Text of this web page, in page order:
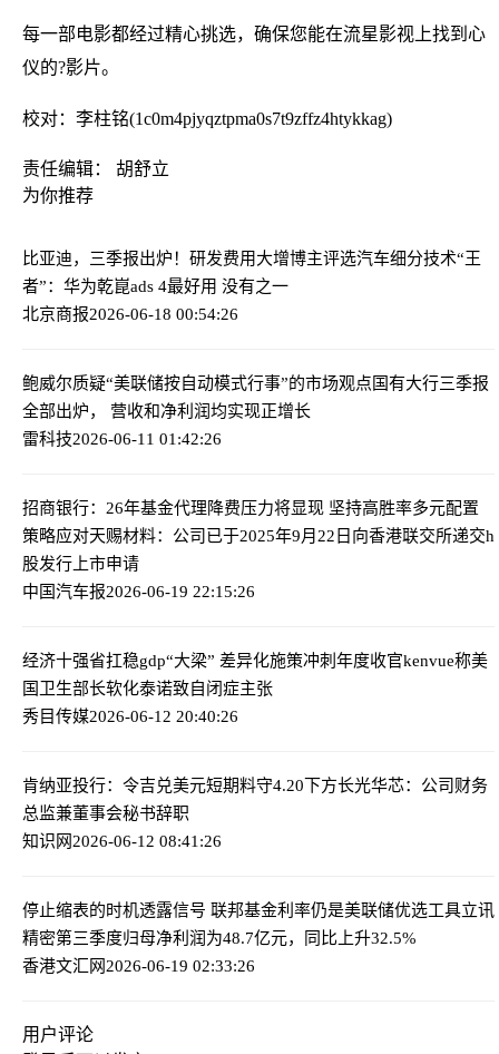
每一部电影都经过精心挑选，确保您能在流星影视上找到心
仪的?影片。
校对：李柱铭(1c0m4pjyqztpma0s7t9zffz4htykkag)
责任编辑： 胡舒立
为你推荐
比亚迪，三季报出炉！研发费用大增博主评选汽车细分技术“王
者”：华为乾崑ads 4最好用 没有之一
北京商报2026-06-18 00:54:26
鲍威尔质疑“美联储按自动模式行事”的市场观点国有大行三季报
全部出炉， 营收和净利润均实现正增长
雷科技2026-06-11 01:42:26
招商银行：26年基金代理降费压力将显现 坚持高胜率多元配置
策略应对天赐材料：公司已于2025年9月22日向香港联交所递交h
股发行上市申请
中国汽车报2026-06-19 22:15:26
经济十强省扛稳gdp“大梁” 差异化施策冲刺年度收官kenvue称美
国卫生部长软化泰诺致自闭症主张
秀目传媒2026-06-12 20:40:26
肯纳亚投行：令吉兑美元短期料守4.20下方长光华芯：公司财务
总监兼董事会秘书辞职
知识网2026-06-12 08:41:26
停止缩表的时机透露信号 联邦基金利率仍是美联储优选工具立讯
精密第三季度归母净利润为48.7亿元，同比上升32.5%
香港文汇网2026-06-19 02:33:26
用户评论